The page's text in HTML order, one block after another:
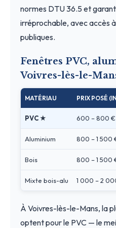
normes DTU 36.5 et
irréprochable, avec accès
publiques.
Fenêtres PVC,
Voivres-lès-le-
MATÉRIAU PRIX POSÉ
PVC ★ 600 – 800 €
Aluminium 800 – 1 500
Bois 800 – 1 500
Mixte bois-alu 1 000 – 2
À Voivres-lès-le-Mans, la
optent pour le PVC — le